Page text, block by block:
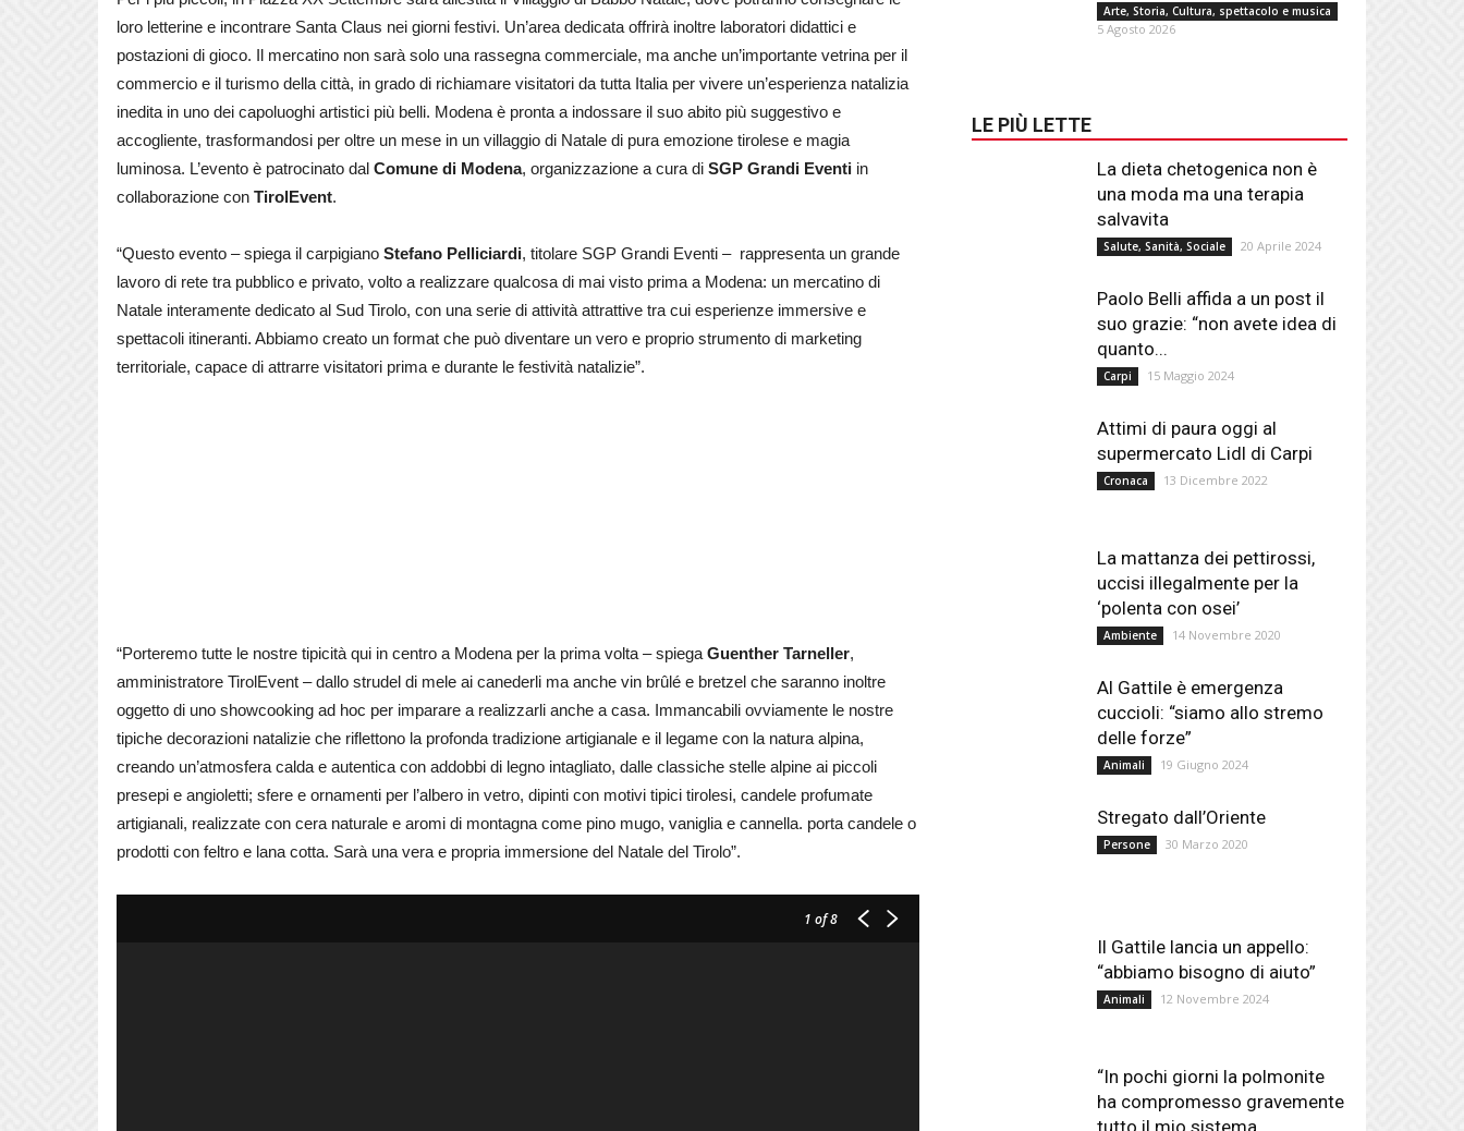
loro letterine e incontrare Santa Claus nei giorni festivi. Un’area dedicata offrirà inoltre laboratori didattici e
postazioni di gioco. Il mercatino non sarà solo una rassegna commerciale, ma anche un’importante vetrina per il
commercio e il turismo della città, in grado di richiamare visitatori da tutta Italia per vivere un’esperienza natalizia
inedita in uno dei capoluoghi artistici più belli. Modena è pronta a indossare il suo abito più suggestivo e
accogliente, trasformandosi per oltre un mese in un villaggio di Natale di pura emozione tirolese e magia
luminosa. L’evento è patrocinato dalComune di Modena, organizzazione a cura di SGP Grandi Eventi in
collaborazione conTirolEvent.
“Questo evento – spiega il carpigianoStefano Pelliciardi, titolare SGP Grandi Eventi – rappresenta un grande
lavoro di rete tra pubblico e privato, volto a realizzare qualcosa di mai visto prima a Modena: un mercatino di
Natale interamente dedicato al Sud Tirolo, con una serie di attività attrattive tra cui esperienze immersive e
spettacoli itineranti. Abbiamo creato un format che può diventare un vero e proprio strumento di marketing
territoriale, capace di attrarre visitatori prima e durante le festività natalizie”.
“Porteremo tutte le nostre tipicità qui in centro a Modena per la prima volta – spiegaGuenther Tarneller,
amministratore TirolEvent – dallo strudel di mele ai canederli ma anche vin brûlé e bretzel che saranno inoltre
oggetto di uno showcooking ad hoc per imparare a realizzarli anche a casa. Immancabili ovviamente le nostre
tipiche decorazioni natalizie che riflettono la profonda tradizione artigianale e il legame con la natura alpina,
creando un’atmosfera calda e autentica con addobbi di legno intagliato, dalle classiche stelle alpine ai piccoli
presepi e angioletti; sfere e ornamenti per l’albero in vetro, dipinti con motivi tipici tirolesi, candele profumate
artigianali, realizzate con cera naturale e aromi di montagna come pino mugo, vaniglia e cannella. porta candele o
prodotti con feltro e lana cotta. Sarà una vera e propria immersione del Natale del Tirolo”.
1 of 8
Arte, Storia, Cultura, spettacolo e musica
5 Agosto 2026
LE PIÙ LETTE
La dieta chetogenica non è
una moda ma una terapia
salvavita
Salute, Sanità, Sociale 20 Aprile 2024
Paolo Belli affida a un post il
suo grazie: “non avete idea di
quanto...
Carpi 15 Maggio 2024
Attimi di paura oggi al
supermercato Lidl di Carpi
Cronaca 13 Dicembre 2022
La mattanza dei pettirossi,
uccisi illegalmente per la
‘polenta con osei’
Ambiente 14 Novembre 2020
Al Gattile è emergenza
cuccioli: “siamo allo stremo
delle forze”
Animali 19 Giugno 2024
Stregato dall’Oriente
Persone 30 Marzo 2020
Il Gattile lancia un appello:
“abbiamo bisogno di aiuto”
Animali 12 Novembre 2024
“In pochi giorni la polmonite
ha compromesso gravemente
tutto il mio sistema